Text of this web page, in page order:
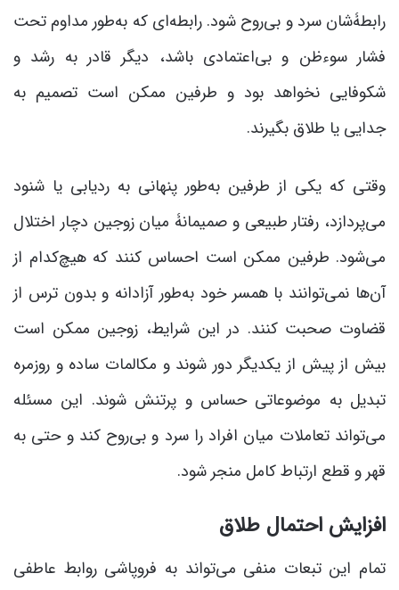
رابطۀشان سرد و بی‌روح شود. رابطه‌ای که به‌طور مداوم تحت
فشار سوءظن و بی‌اعتمادی باشد، دیگر قادر به رشد و
شکوفایی نخواهد بود و طرفین ممکن است تصمیم به
جدایی یا طلاق بگیرند.
وقتی که یکی از طرفین به‌طور پنهانی به ردیابی یا شنود
می‌پردازد، رفتار طبیعی و صمیمانۀ میان زوجین دچار اختلال
می‌شود. طرفین ممکن است احساس کنند که هیچ‌کدام از
آن‌ها نمی‌توانند با همسر خود به‌طور آزادانه و بدون ترس از
قضاوت صحبت کنند. در این شرایط، زوجین ممکن است
بیش از پیش از یکدیگر دور شوند و مکالمات ساده و روزمره
تبدیل به موضوعاتی حساس و پرتنش شوند. این مسئله
می‌تواند تعاملات میان افراد را سرد و بی‌روح کند و حتی به
قهر و قطع ارتباط کامل منجر شود.
افزایش احتمال طلاق
تمام این تبعات منفی می‌تواند به فروپاشی روابط عاطفی